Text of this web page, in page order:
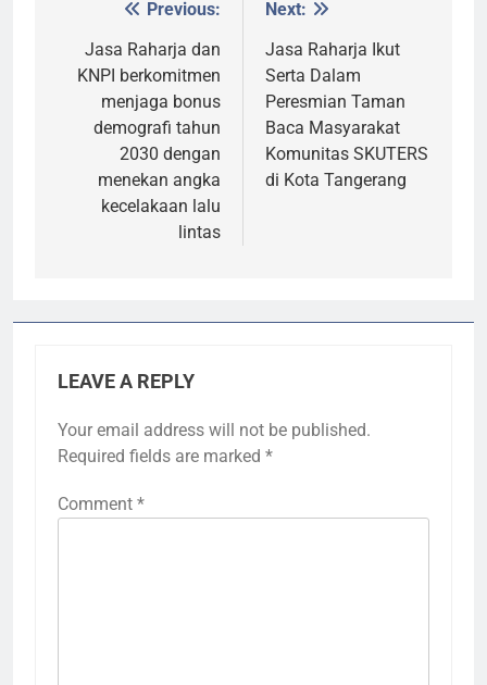
navigation
Previous:
Jasa Raharja dan
KNPI berkomitmen
menjaga bonus
demografi tahun
2030 dengan
menekan angka
kecelakaan lalu
lintas
Next:
Jasa Raharja Ikut
Serta Dalam
Peresmian Taman
Baca Masyarakat
Komunitas SKUTERS
di Kota Tangerang
LEAVE A REPLY
Your email address will not be published.
Required fields are marked *
Comment *